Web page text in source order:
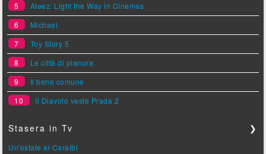
5
Ateez: Light the Way in Cinemas
6
Michael
7
Toy Story 5
8
Le città di pianura
9
Il bene comune
10
Il Diavolo veste Prada 2
Stasera in Tv ❯
Un'estate ai Caraibi